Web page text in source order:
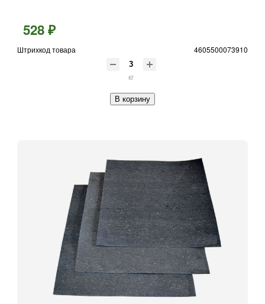
528 ₽
Штрихкод товара 4605500073910
кг
В корзину